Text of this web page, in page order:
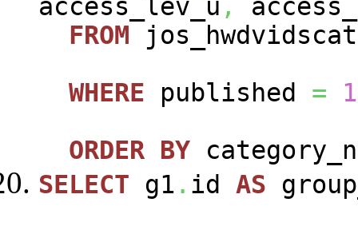
access_lev_u ,
FROM
WHERE published =
1
ORDER BY
SELECT g1 . id AS